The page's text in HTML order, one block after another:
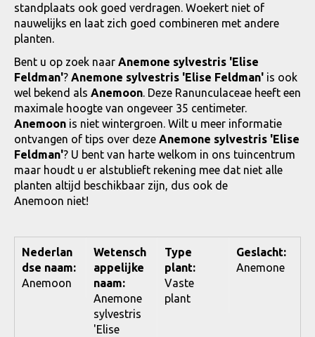
standplaats ook goed verdragen. Woekert niet of
nauwelijks en laat zich goed combineren met andere
planten.
Bent u op zoek naar Anemone sylvestris 'Elise
Feldman'? Anemone sylvestris 'Elise Feldman' is ook
wel bekend als Anemoon. Deze Ranunculaceae heeft een
maximale hoogte van ongeveer 35 centimeter.
Anemoon is niet wintergroen. Wilt u meer informatie
ontvangen of tips over deze Anemone sylvestris 'Elise
Feldman'? U bent van harte welkom in ons tuincentrum
maar houdt u er alstublieft rekening mee dat niet alle
planten altijd beschikbaar zijn, dus ook de
Anemoon niet!
Nederlan
dse naam:
Anemoon
Wetensch
appelijke
naam:
Anemone
sylvestris
'Elise
Type
plant:
Vaste
plant
Geslacht:
Anemone